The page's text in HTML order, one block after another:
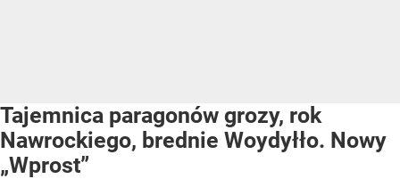
Tajemnica paragonów grozy, rok
Nawrockiego, brednie Woydyłło. Nowy
„Wprost”